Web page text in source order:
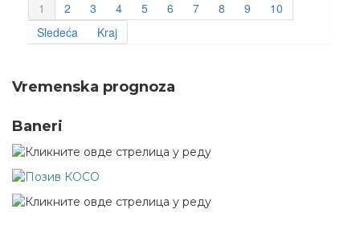
1 2 3 4 5 6 7 8 9
10
Sledeća
Kraj
Vremenska prognoza
Baneri